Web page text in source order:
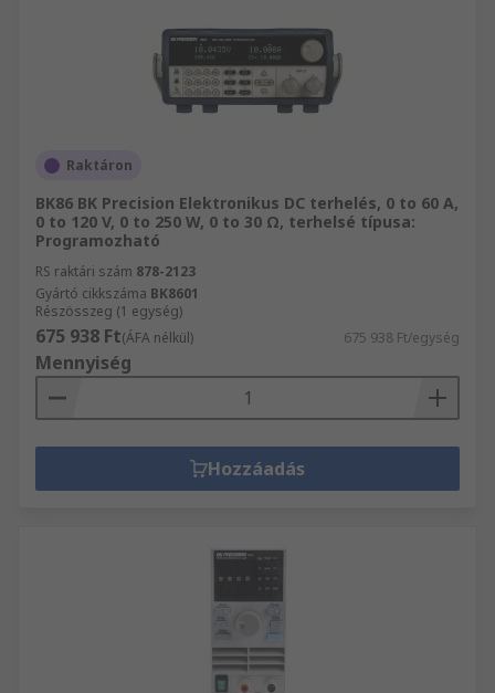
Raktáron
BK86 BK Precision Elektronikus DC terhelés, 0 to 60 A,
0 to 120 V, 0 to 250 W, 0 to 30 Ω, terhelsé típusa:
Programozható
RS raktári szám 878-2123
Gyártó cikkszáma BK8601
Részösszeg (1 egység)
675 938 Ft(ÁFA nélkül) 675 938 Ft/egység
Mennyiség
Hozzáadás